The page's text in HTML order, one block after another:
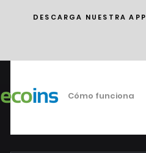
DESCARGA NUESTRA APP
Cómo funciona